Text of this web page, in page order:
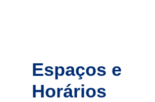
Espaços e
Horários